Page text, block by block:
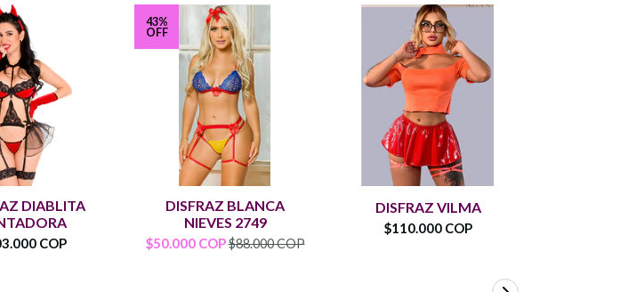
DIABLITA
COP
43%
OFF
DISFRAZ BLANCA
NIEVES 2749
$50.000 COP$88.000 COP
DISFRAZ VILMA
$110.000 COP